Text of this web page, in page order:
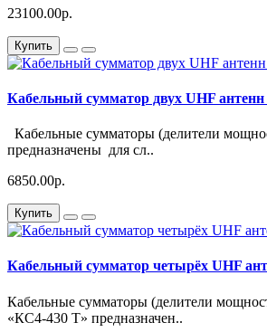
23100.00р.
Купить
Кабельный сумматор двух UHF
Кабельные сумматоры (делители
предназначены для сл..
6850.00р.
Купить
Кабельный сумматор четырёх UHF
Кабельные сумматоры (делители
«КС4-430 Т» предназначен..